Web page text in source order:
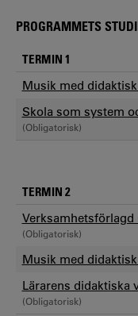
PROGRAMMETS
TERMIN 1
Musik med
Skola som system
(Obligatorisk)
TERMIN 2
(Obligatorisk)
Musik med
Lärarens didaktiska
(Obligatorisk)